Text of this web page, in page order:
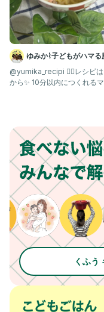
ゆみか⌇子どもがハマる
レシピ｜幼児食
@yumika_recipi 👈🏻レシピ
から✨ 10分以内につくれる
くふう